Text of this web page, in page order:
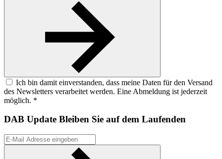
Ich bin damit einverstanden, dass meine Daten für den Versand
des Newsletters verarbeitet werden. Eine Abmeldung ist jederzeit
möglich. *
DAB Update Bleiben Sie auf dem Laufenden